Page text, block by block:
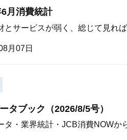
月消費統計
とサービスが弱く、総じて見れ
月07日
タブック（2026/8/5号）
タ・業界統計・JCB消費NOWか